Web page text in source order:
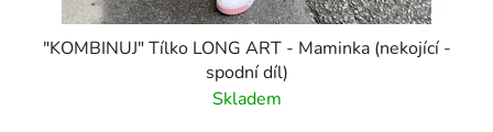
"KOMBINUJ" Tílko LONG ART - Maminka (nekojící -
spodní díl)
Skladem